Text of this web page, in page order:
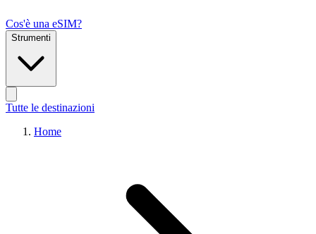
Cos'è una eSIM?
Strumenti
Tutte le destinazioni
Home